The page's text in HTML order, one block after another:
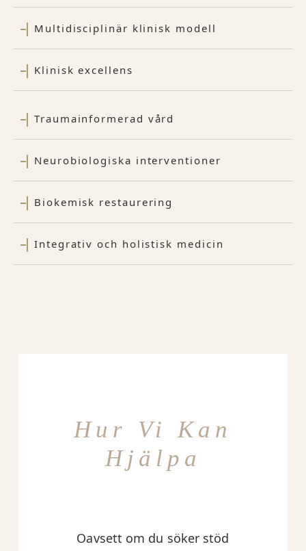
Multidisciplinär klinisk modell
Klinisk excellens
Traumainformerad vård
Neurobiologiska interventioner
Biokemisk restaurering
Integrativ och holistisk medicin
Hur Vi Kan
Hjälpa
Oavsett om du söker stöd